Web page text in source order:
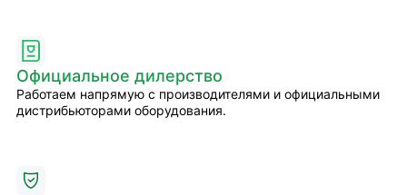
Официальное дилерство
Работаем напрямую с производителями и официальными
дистрибьюторами оборудования.